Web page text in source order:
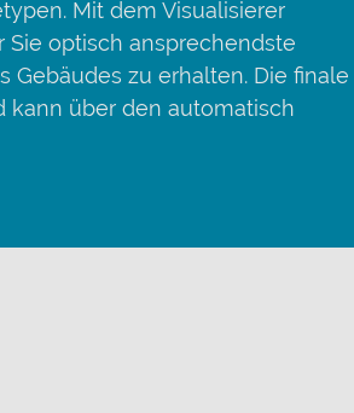
Mit dem Visualisierer
optisch ansprechendste
zu erhalten. Die finale
kann über den automatisch